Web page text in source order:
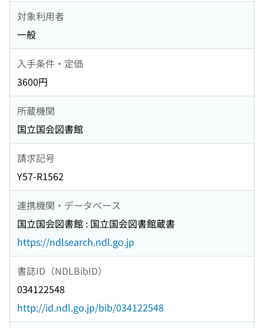
対象利用者
一般
入手条件・定価
3600円
所蔵機関
国立国会図書館
請求記号
Y57-R1562
連携機関・データベース
国立国会図書館 : 国立国会図書館蔵書
https://ndlsearch.ndl.go.jp
書誌ID（NDLBibID）
034122548
http://id.ndl.go.jp/bib/034122548